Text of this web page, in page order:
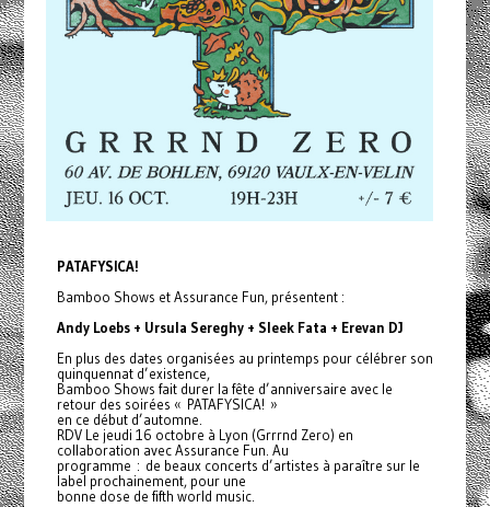
PATAFYSICA!
Bamboo Shows et Assurance Fun, présentent :
Andy Loebs + Ursula Sereghy + Sleek Fata + Erevan DJ
En plus des dates organisées au printemps pour célébrer son
quinquennat d’existence,
Bamboo Shows fait durer la fête d’anniversaire avec le
retour des soirées « PATAFYSICA! »
en ce début d’automne.
RDV Le jeudi 16 octobre à Lyon (Grrrnd Zero) en
collaboration avec Assurance Fun. Au
programme : de beaux concerts d’artistes à paraître sur le
label prochainement, pour une
bonne dose de fifth world music.